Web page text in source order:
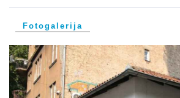
Zakonski okviri
Aktivnosti
Nacionalni spomenici
Fotogalerija